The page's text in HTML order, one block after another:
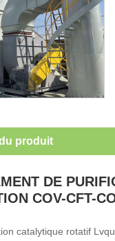
produit
DE
COV-CFT-
catalytique rotatif